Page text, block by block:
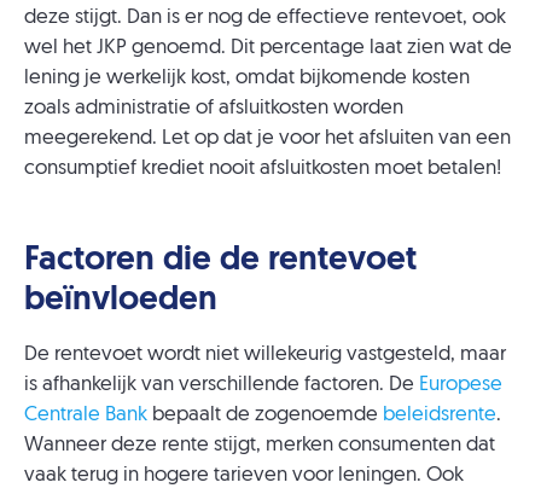
deze stijgt. Dan is er nog de effectieve rentevoet, ook
wel het JKP genoemd. Dit percentage laat zien wat de
lening je werkelijk kost, omdat bijkomende kosten
zoals administratie of afsluitkosten worden
meegerekend. Let op dat je voor het afsluiten van een
consumptief krediet nooit afsluitkosten moet betalen!
Factoren die de rentevoet
beïnvloeden
De rentevoet wordt niet willekeurig vastgesteld, maar
is afhankelijk van verschillende factoren. De Europese
Centrale Bank bepaalt de zogenoemde beleidsrente.
Wanneer deze rente stijgt, merken consumenten dat
vaak terug in hogere tarieven voor leningen. Ook